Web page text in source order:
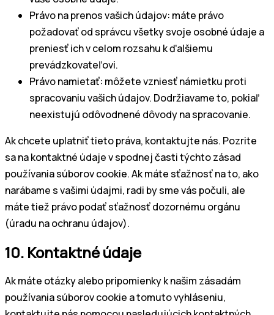
Právo na prenos vašich údajov: máte právo
požadovať od správcu všetky svoje osobné údaje a
preniesť ich v celom rozsahu k ďalšiemu
prevádzkovateľovi.
Právo namietať: môžete vzniesť námietku proti
spracovaniu vašich údajov. Dodržiavame to, pokiaľ
neexistujú odôvodnené dôvody na spracovanie.
Ak chcete uplatniť tieto práva, kontaktujte nás. Pozrite
sa na kontaktné údaje v spodnej časti týchto zásad
používania súborov cookie. Ak máte sťažnosť na to, ako
narábame s vašimi údajmi, radi by sme vás počuli, ale
máte tiež právo podať sťažnosť dozornému orgánu
(úradu na ochranu údajov).
10. Kontaktné údaje
Ak máte otázky alebo pripomienky k našim zásadám
používania súborov cookie a tomuto vyhláseniu,